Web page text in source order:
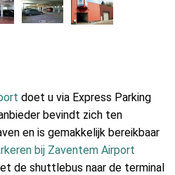
doet u via Express Parking
bevindt zich ten
en is gemakkelijk bereikbaar
bij Zaventem Airport
de shuttlebus naar de terminal